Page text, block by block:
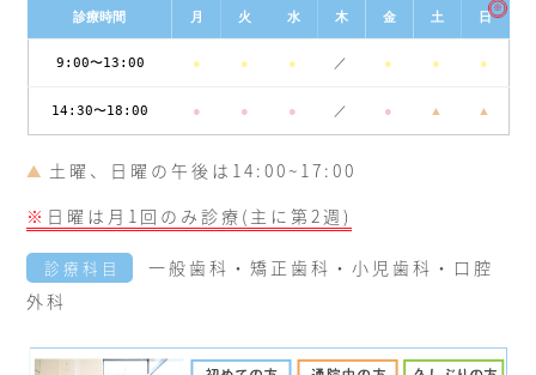
診療時間 月 火 水 木 金 土 日
※
9:00〜13:00 ● ● ● ／ ● ● ●
14:30〜18:00 ● ● ● ／ ● ▲ ▲
▲ 土曜、日曜の午後は14:00~17:00
※ 日曜は月1回のみ診療(主に第2週)
診療科目
一般歯科・矯正歯科・小児歯科・口腔
外科